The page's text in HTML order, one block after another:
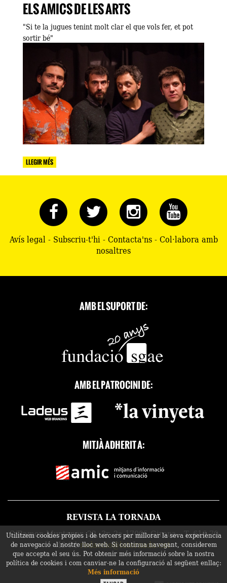
Utilitzem cookies pròpies i de tercers per millorar la seva experiència
de navegació al nostre lloc web. Si continua navegant, considerem
que accepta el seu ús. Pot obtenir més informació sobre la nostra
política de cookies i com canviar-ne la configuració al següent enllaç:
Més informació
ELS AMICS DE LES ARTS
"Si te la jugues tenint molt clar el que vols fer, et pot
sortir bé"
LLEGIR MÉS
Avís legal- Subscriu-t'hi-Contacta'ns-Col·labora amb
nosaltres
AMB EL SUPORT DE:
AMB EL PATROCINI DE:
MITJÀ ADHERIT A:
REVISTA LA TORNADA
C/Ramon Muntaner, 22, 3r, 2a 17005 Girona - T. 616 70
49 74redaccio@latornada.cat